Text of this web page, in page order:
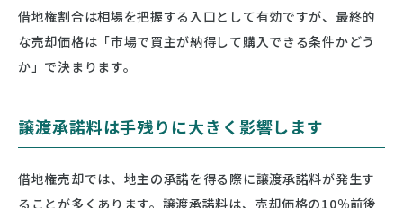
借地権割合は相場を把握する入口として有効ですが、最終的
な売却価格は「市場で買主が納得して購入できる条件かどう
か」で決まります。
譲渡承諾料は手残りに大きく影響します
借地権売却では、地主の承諾を得る際に譲渡承諾料が発生す
ることが多くあります。譲渡承諾料は、売却価格の10％前後